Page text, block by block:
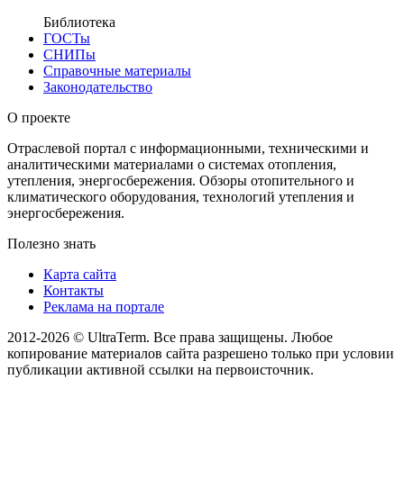
Библиотека
ГОСТы
СНИПы
Справочные материалы
Законодательство
О проекте
Отраслевой портал с информационными, техническими и
аналитическими материалами о системах отопления,
утепления, энергосбережения. Обзоры отопительного и
климатического оборудования, технологий утепления и
энергосбережения.
Полезно знать
Карта сайта
Контакты
Реклама на портале
2012-2026 © UltraTerm. Все права защищены. Любое
копирование материалов сайта разрешено только при условии
публикации активной ссылки на первоисточник.